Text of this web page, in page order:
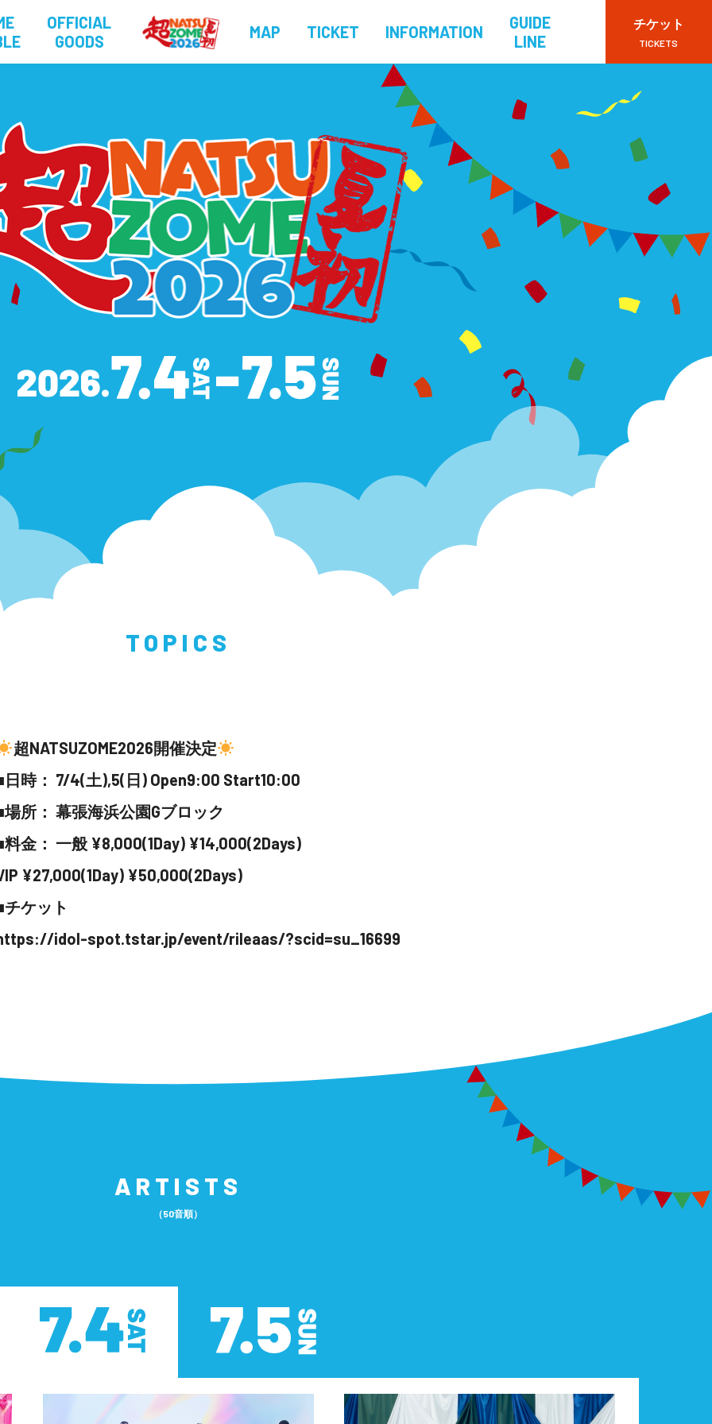
OFFICIAL
GOODS
MAP TICKET INFORMATION
GUIDE
LINE
チケット
TICKETS
TOPICS
超NATSUZOME2026開催決定
日時： 7/4(土),5(日) Open9:00 Start10:00
場所： 幕張海浜公園Gブロック
料金： 一般 ¥8,000(1Day) ¥14,000(2Days)
¥27,000(1Day) ¥50,000(2Days)
チケット
idol-spot.tstar.jp/event/rileaas/?scid=su_16699
ARTISTS
（50音順）